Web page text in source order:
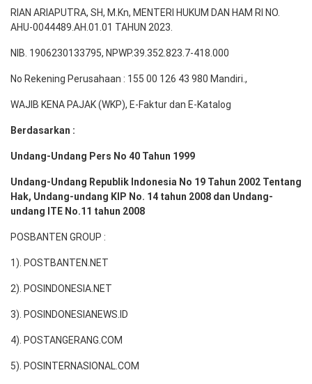
RIAN ARIAPUTRA, SH, M.Kn, MENTERI HUKUM DAN HAM RI NO.
AHU-0044489.AH.01.01 TAHUN 2023.
NIB. 1906230133795, NPWP.39.352.823.7-418.000
No Rekening Perusahaan : 155 00 126 43 980 Mandiri.,
WAJIB KENA PAJAK (WKP), E-Faktur dan E-Katalog
Berdasarkan :
Undang-Undang Pers No 40 Tahun 1999
Undang-Undang Republik Indonesia No 19 Tahun 2002 Tentang
Hak, Undang-undang KIP No. 14 tahun 2008 dan Undang-
undang ITE No.11 tahun 2008
POSBANTEN GROUP :
1). POSTBANTEN.NET
2). POSINDONESIA.NET
3). POSINDONESIANEWS.ID
4). POSTANGERANG.COM
5). POSINTERNASIONAL.COM